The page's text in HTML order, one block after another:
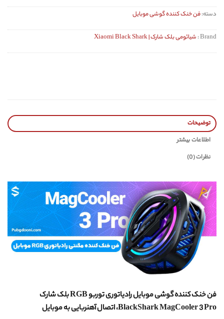
دسته:فن خنک کننده گوشی موبایل
Brand : شیائومی بلک شارک | Xiaomi Black Shark
توضیحات
اطلاعات بیشتر
نظرات (0)
فن خنک کننده گوشی موبایل رادیاتوری توربو RGB بلک شارک
BlackShark MagCooler 3 Pro، اتصال آهنربایی به موبایل